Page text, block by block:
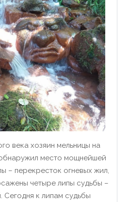
века хозяин мельницы на
место мощнейшей
– перекресток огневых жил,
четыре липы судьбы –
Сегодня к липам судьбы